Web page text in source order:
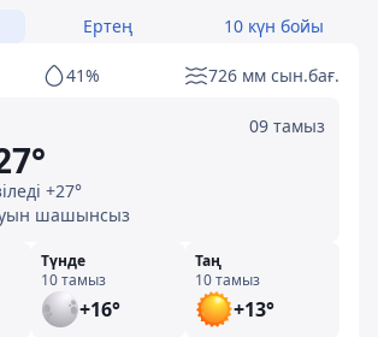
Ертең 10 күн бойы
41% 726 мм сын.бағ.
09 тамыз
+27°
шашынсыз
Түнде
10 тамыз
+16°
Таң
10 тамыз
+13°